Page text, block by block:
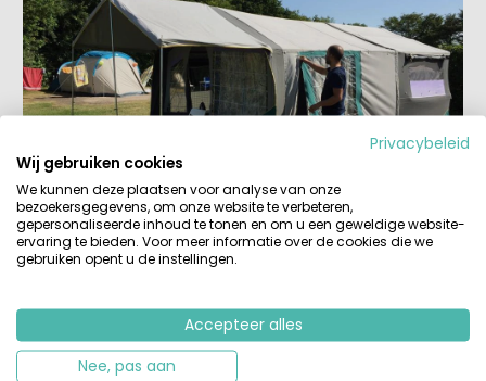
Want wat heb je veel ruimte in zo’n ding zeg! Na het
uitklappen hadden we meteen al twee
tweepersoonsbedden met verbazingwekkend goede
Privacybeleid
Wij gebruiken cookies
We kunnen deze plaatsen voor analyse van onze
bezoekersgegevens, om onze website te verbeteren,
gepersonaliseerde inhoud te tonen en om u een geweldige website-
ervaring te bieden. Voor meer informatie over de cookies die we
gebruiken opent u de instellingen.
Accepteer alles
Nee, pas aan